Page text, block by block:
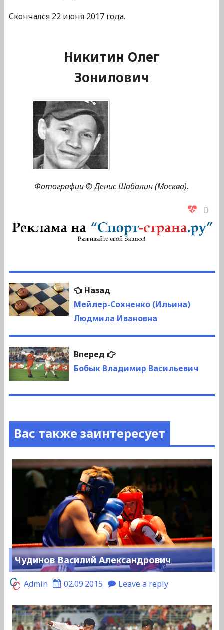
Скончался 22 июня 2017 года.
Никитин Олег
Зонилович
Фотографии © Денис Шабалин (Москва).
0
Навигация
по
НазадПредыдущая
запись:
Мейлер-Сохненко (Ильина)
Людмила Ивановна
Вперед
Следующая
запись:
Бобык Владимир Васильевич
Вас также заинтересует
Чудинов Василий Александрович
Admin 02.09.2015 Leave a reply